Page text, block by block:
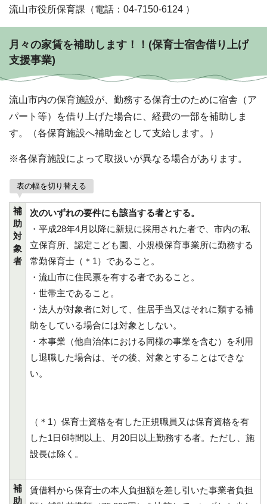
流山市役所保育課（電話：04-7150-6124 ）
月々の家賃を補助します！！(保育士宿舎借り上げ
支援事業)
流山市内の保育施設が、勤務する保育士のために宿舎（ア
パート等）を借り上げた場合に、経費の一部を補助しま
す。（各保育施設へ補助金として支給します。）
※各保育施設によって取扱いが異なる場合があります。
表の幅を切り替える
補
助
対
象
者
次のいずれの要件にも該当する者とする。
・平成28年4月以降に新規に採用された者で、市内の私
立保育所、認定こども園、小規模保育事業所に勤務する
常勤保育士（＊1）であること。
・流山市に住民票を有する者であること。
・世帯主であること。
・法人が対象者に対して、住居手当又はそれに類する補
助をしている場合には対象としない。
・本事業（他自治体における同様の事業を含む）を利用
し退職した場合は、その後、対象とすることはできな
い。
（＊1）保育士資格を有した正規職員又は保育資格を有
した1日6時間以上、月20日以上勤務する者。ただし、施
設長は除く。
補
助
賃借料から保育士の本人負担額を差し引いた事業者負担